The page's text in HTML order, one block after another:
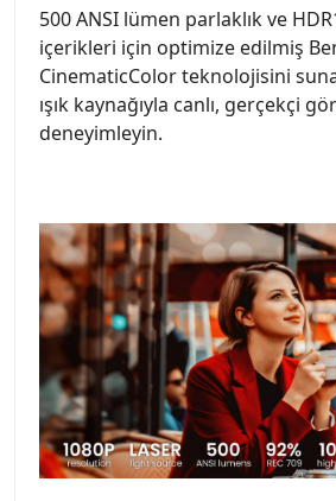
500 ANSI lümen parlaklık ve
içerikleri için optimize edilmiş
CinematicColor teknolojisini
ışık kaynağıyla canlı, gerçekçi
deneyimleyin.